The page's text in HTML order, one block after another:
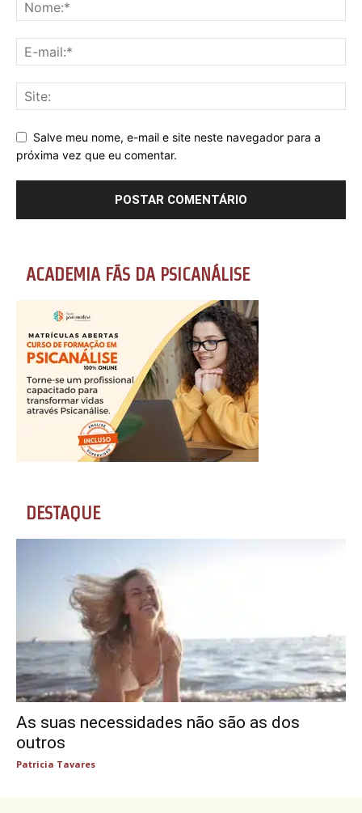
Salve meu nome, e-mail e site neste navegador para a
próxima vez que eu comentar.
ACADEMIA FÃS DA PSICANÁLISE
DESTAQUE
As suas necessidades não são as dos
outros
Patricia Tavares